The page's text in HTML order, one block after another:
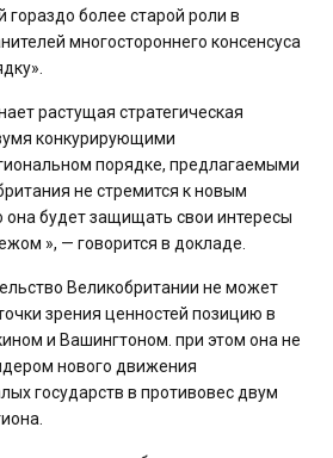
гораздо более старой роли в
многостороннего консенсуса
растущая стратегическая
конкурирующими
порядке, предлагаемыми
не стремится к новым
будет защищать свои интересы
», — говорится в докладе.
Великобритании не может
зрения ценностей позицию в
и Вашингтоном. при этом она не
нового движения
государств в противовес двум